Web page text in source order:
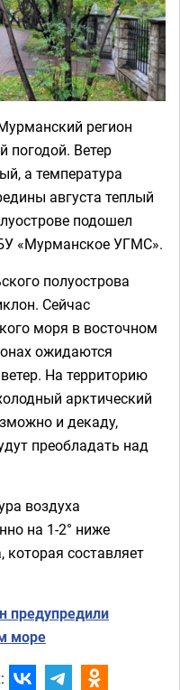
регион
Ветер
а температура
августа теплый
подошел
«Мурманское УГМС».
полуострова
Сейчас
моря в восточном
ожидаются
На территорию
арктический
и декаду,
преобладать над
воздуха
на 1-2° ниже
составляет
предупредили
море